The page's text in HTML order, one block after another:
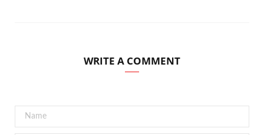
WRITE A COMMENT